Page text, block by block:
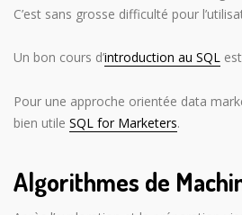
C’est sans grosse difficulté pour
Un bon cours d’introduction au SQL
Pour une approche orientée data
bien utile SQL for Marketers.
Algorithmes de